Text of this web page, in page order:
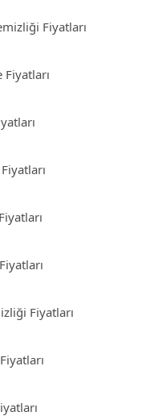
Fiyatları
Fiyatları